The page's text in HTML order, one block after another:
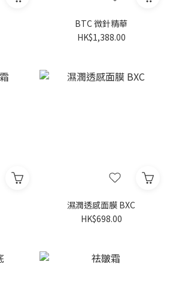
BTC 微針精華
HK$1,388.00
濕潤透感面膜 BXC
HK$698.00